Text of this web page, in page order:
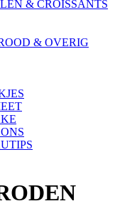
& CROISSANTS
& OVERIG